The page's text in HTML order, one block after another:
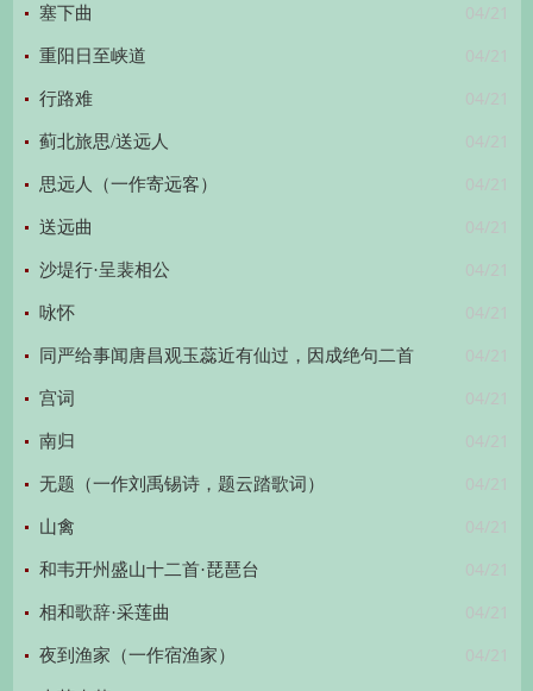
04/21
塞下曲
04/21
重阳日至峡道
04/21
行路难
04/21
蓟北旅思/送远人
04/21
思远人（一作寄远客）
04/21
送远曲
04/21
沙堤行·呈裴相公
04/21
咏怀
04/21
同严给事闻唐昌观玉蕊近有仙过，因成绝句二首
04/21
宫词
04/21
南归
04/21
无题（一作刘禹锡诗，题云踏歌词）
04/21
山禽
04/21
和韦开州盛山十二首·琵琶台
04/21
相和歌辞·采莲曲
04/21
夜到渔家（一作宿渔家）